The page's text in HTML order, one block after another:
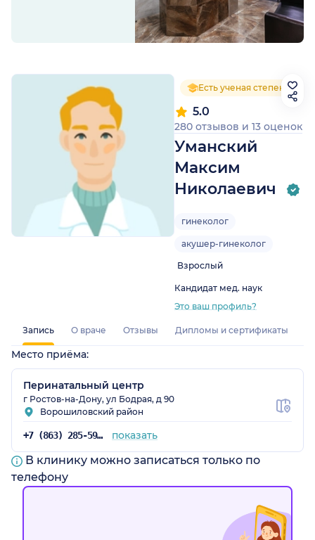
Есть ученая степень
Уманский
Максим
Николаевич
5.0
280 отзывов и 13 оценок
гинеколог
акушер-гинеколог
Взрослый
Кандидат мед. наук
Это ваш профиль?
Запись О враче Отзывы Дипломы и сертификаты
Место приёма:
Перинатальный центр
г Ростов-на-Дону, ул Бодрая, д 90
Ворошиловский район
+7 (863) 285-59-79 показать
В клинику можно записаться только по
телефону